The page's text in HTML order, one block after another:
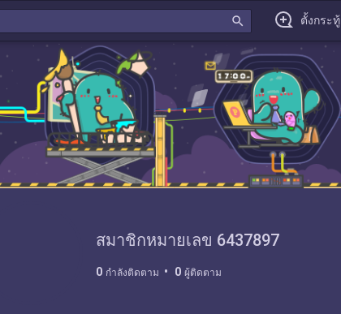
search ตั้งกระทู้
สมาชิกหมายเลข 6437897
0 กำลังติดตาม 0 ผู้ติดตาม